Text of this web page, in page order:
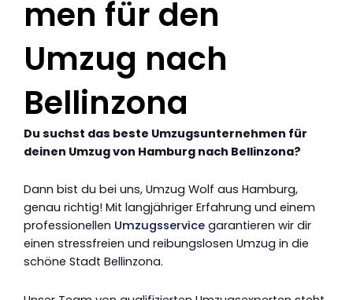
men für den
Umzug nach
Bellinzona
Du suchst das beste Umzugsunternehmen für
deinen Umzug von Hamburg nach Bellinzona?
Dann bist du bei uns, Umzug Wolf aus Hamburg,
genau richtig! Mit langjähriger Erfahrung und einem
professionellen Umzugsservice garantieren wir dir
einen stressfreien und reibungslosen Umzug in die
schöne Stadt Bellinzona.